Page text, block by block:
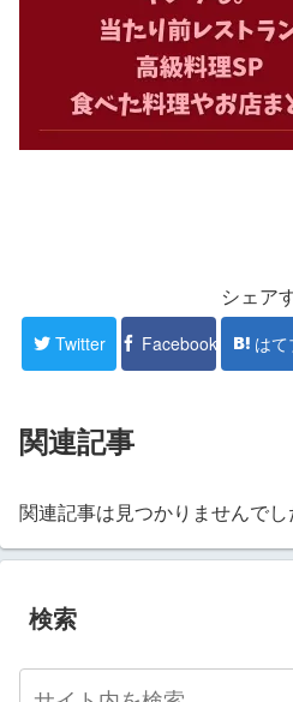
シェア
Twitter Facebook はて
関連記事
関連記事は見つかりませんでし
検索